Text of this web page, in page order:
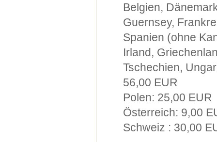
Belgien,
Guernsey,
Spanien (ohne
Irland,
Tschechien,
56,00 EUR
Polen: 25,00 EUR
Österreich: 9,00
Schweiz : 30,00